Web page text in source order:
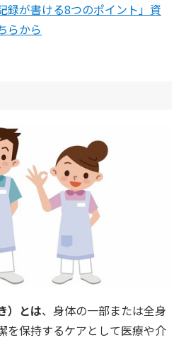
が書ける8つのポイント」資
らから
）とは、身体の一部または全身
を保持するケアとして医療や介